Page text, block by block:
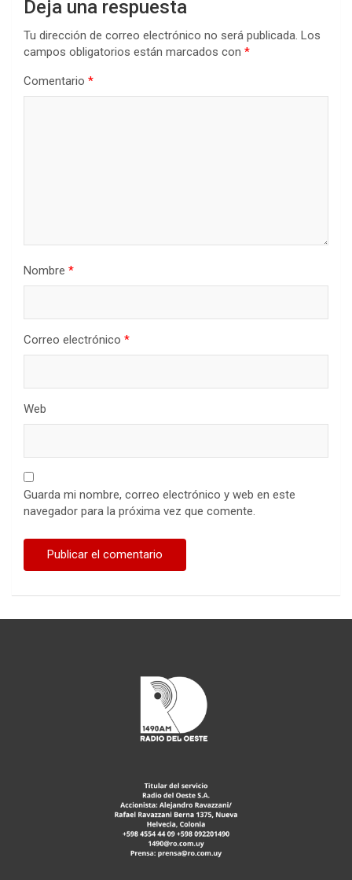
Deja una respuesta
Tu dirección de correo electrónico no será publicada. Los
campos obligatorios están marcados con *
Comentario *
Nombre *
Correo electrónico *
Web
Guarda mi nombre, correo electrónico y web en este
navegador para la próxima vez que comente.